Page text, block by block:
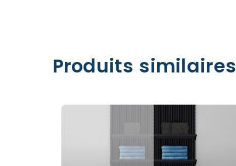
Produits similaires